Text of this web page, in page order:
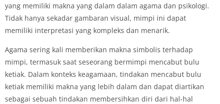
yang memiliki makna yang dalam dalam agama dan psikologi.
Tidak hanya sekadar gambaran visual, mimpi ini dapat
memiliki interpretasi yang kompleks dan menarik.
Agama sering kali memberikan makna simbolis terhadap
mimpi, termasuk saat seseorang bermimpi mencabut bulu
ketiak. Dalam konteks keagamaan, tindakan mencabut bulu
ketiak memiliki makna yang lebih dalam dan dapat diartikan
sebagai sebuah tindakan membersihkan diri dari hal-hal